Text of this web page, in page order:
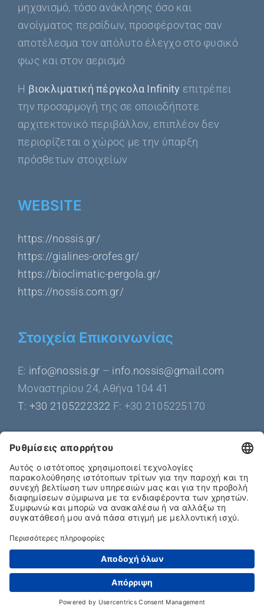
μηχανισμό, τόσο ανάκλησης όσο και
ανοίγματος περσίδων, προσφέροντας σαν
αποτέλεσμα τον απόλυτο έλεγχο στο φυσικό
φως και στον αερισμό
Η βιοκλιματική πέργκολα Infinity επιτρέπει
την προσαρμογή της σε οποιοδήποτε
αρχιτεκτονικό περιβάλλον, επιπλέον δεν
περιορίζεται ο χώρος με την ύπαρξη
πρόσθετων στοιχείων
WEBSITE
https://nossis.gr/
https://gialines-orofes.gr/
https://bioclimatic-pergola.gr/
https://nossis.com.gr/
Στοιχεία Επικοινωνίας
Ε: info@nossis.gr – info.nossis@gmail.com
Μοναστηρίου 24, Αθήνα 104 41
Τ: +30 2105222322 F: +30 2105225170
Get Social
Copyright 2025 | all rights reserved by bioclimatic-pergola.com -